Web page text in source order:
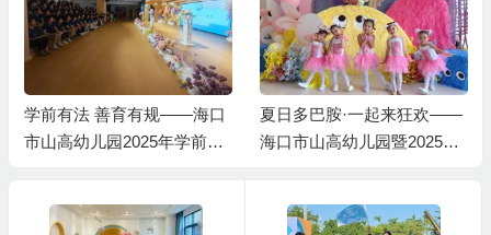
学前有法 善育有规——海口
市山高幼儿园2025年学前教
夏日多巴胺·一起来狂欢——
海口市山高幼儿园暨2025艺